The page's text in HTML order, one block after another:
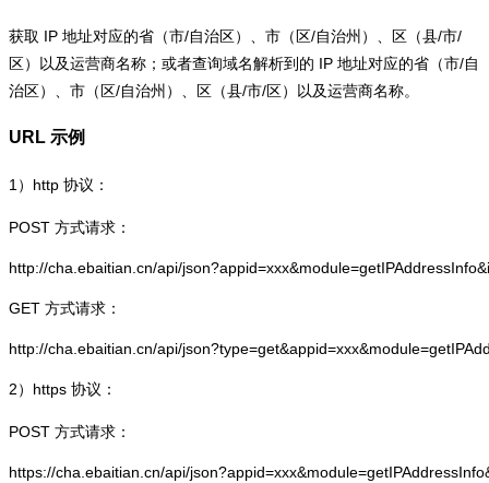
获取 IP 地址对应的省（市/自治区）、市（区/自治州）、区（县/市/
区）以及运营商名称；或者查询域名解析到的 IP 地址对应的省（市/自
治区）、市（区/自治州）、区（县/市/区）以及运营商名称。
URL 示例
1） http 协议：
POST 方式请求：
http://cha.ebaitian.cn/api/
GET 方式请求：
http://cha.ebaitian.cn/api/
2） https 协议：
POST 方式请求：
https://cha.ebaitian.cn/api/